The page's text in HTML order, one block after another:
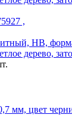
,
HB,
дерево,